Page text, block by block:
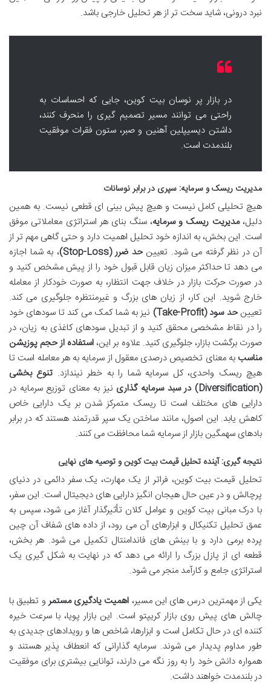
نبرد درونی، شاید سخت تر از هر تحلیل خارجی باشد.
در بازار پر نوسان بیت کوین، جایی که احساسات به
راحتی می توانند مسیر تصمیم گیری را منحرف کنند،
داشتن دیسیپلین آهنین و صبر، ستون فقرات موفقیت
بلندمدت است.
مدیریت ریسک و سرمایه: سپری در برابر نوسانات
هیچ تحلیلی کامل نیست و هیچ پیش بینی ای قطعی نیست. به همین
دلیل،مدیریت ریسک و سرمایه، سنگ بنای هر استراتژی معاملاتی موفق
است. این بخش، به اندازه خود تحلیل اهمیت دارد و حتی گاهی مهم تر از
آن در نظر گرفته می شود. تعیینحد ضرر (Stop-Loss)
، به شما اجازه
می دهد تا حداکثر میزان زیان قابل قبول خود را از پیش مشخص کنید و
در صورت حرکت بازار در خلاف جهت انتظار، به صورت خودکار از معامله
خارج شوید. این کار، از زیان های بزرگ و غیرمنتظره جلوگیری می کند.
تعیینحد سود (Take-Profit)
نیز به شما کمک می کند تا سودهای خود
را در نقاط مشخصی محقق کنید و از تبدیل سودهای کاغذی به زیان، در
صورت برگشت بازار، جلوگیری کنید. علاوه بر این، استفاده از حجم پوزیشن
مناسب به معنای تخصیص درصدی معقول از سرمایه به هر معامله است تا
هیچ ریسک واحدی، کل سرمایه شما را به خطر نیندازد. تنوع بخشی
(Diversification) در سبد سرمایه گذاری
نیز به معنای توزیع سرمایه در
دارایی های مختلف است تا ریسک متمرکز شدن بر یک دارایی خاص
کاهش یابد. این اصول، مانند ساختن یک سپر قدرتمند هستند که در برابر
بادهای سهمگین بازار از سرمایه شما محافظت می کنند.
نتیجه گیری: آینده تحلیل قیمت بیت کوین و توصیه های نهایی
تحلیل قیمت بیت کوین، فراتر از یک مهارت، یک سفر دائمی در دنیای
پرچالش و در عین حال هیجان انگیز دارایی های دیجیتال است. این سفر،
با درک مبانی بیت کوین و عوامل کلان تأثیرگذار آغاز می شود، سپس به
عمق تحلیل تکنیکال و ابزارهای آن می رود، از داده های شفاف آن چین
پرده برمی دارد و با بینش های فاندامنتال تکمیل می شود. هر بخش،
قطعه ای از پازل بزرگ را ارائه می دهد که در نهایت به شکل گیری یک
استراتژی جامع و کارآمد منجر می شود.
یکی از مهمترین درس های این مسیر، اهمیت یادگیری مستمر و تطبیق با
چالش های پیش روی بازار کریپتو است. این بازار پویا، با سرعت خیره
کننده ای در حال تکامل است و ابزارها، شاخص ها و رویدادهای جدیدی به
طور مداوم پدیدار می شوند. سرمایه گذارانی که انعطاف پذیر هستند و
همواره دانش خود را به روز نگه می دارند، توانایی بیشتری برای موفقیت
در بلندمدت خواهند داشت.